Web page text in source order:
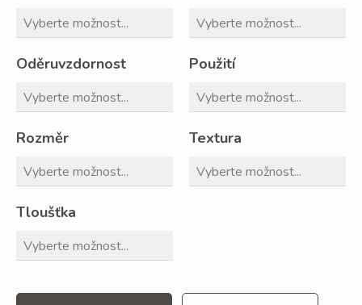
Oděruvzdornost Použití
Rozměr Textura
Tloušťka